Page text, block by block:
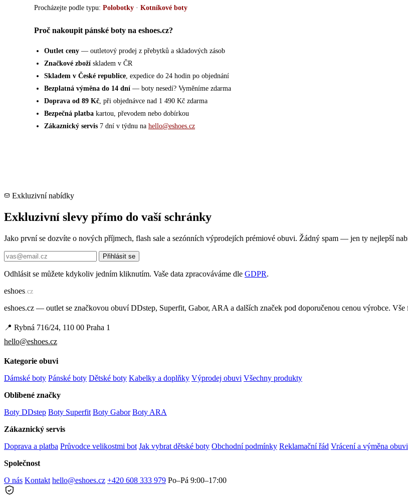
Procházejte podle typu: Polobotky · Kotníkové boty
Proč nakoupit pánské boty na eshoes.cz?
Outlet ceny — outletový prodej z přebytků a skladových zásob
Značkové zboží skladem v ČR
Skladem v České republice , expedice do 24 hodin po objednání
Bezplatná výměna do 14 dní — boty nesedí? Vyměníme zdarma
Doprava od 89 Kč , při objednávce nad 1 490 Kč zdarma
Bezpečná platba kartou, převodem nebo dobírkou
Zákaznický servis 7 dní v týdnu na hello@eshoes.cz
Exkluzivní nabídky
Exkluzivní slevy přímo do vaší schránky
Jako první se dozvíte o nových příjmech, flash sale a sezónních výprodejích prémiové obuvi. Žádný spam — jen ty nejlepší
Přihlásit se
Odhlásit se můžete kdykoliv jedním kliknutím. Vaše data zpracováváme dle GDPR.
eshoes .cz
eshoes.cz — outlet se značkovou obuví DDstep, Superfit, Gabor, ARA a dalších značek pod doporučenou cenou výrobce.
📍 Rybná 716/24, 110 00 Praha 1
hello@eshoes.cz
Kategorie obuvi
Dámské boty Pánské boty Dětské boty Kabelky a doplňky Výprodej obuvi Všechny produkty
Oblíbené značky
Boty DDstep Boty Superfit Boty Gabor Boty ARA
Zákaznický servis
Doprava a platba Průvodce velikostmi bot Jak vybrat dětské boty Obchodní podmínky Reklamační řád Vrácení a výměna obuvi
Společnost
O nás Kontakt hello@eshoes.cz +420 608 333 979 Po–Pá 9:00–17:00